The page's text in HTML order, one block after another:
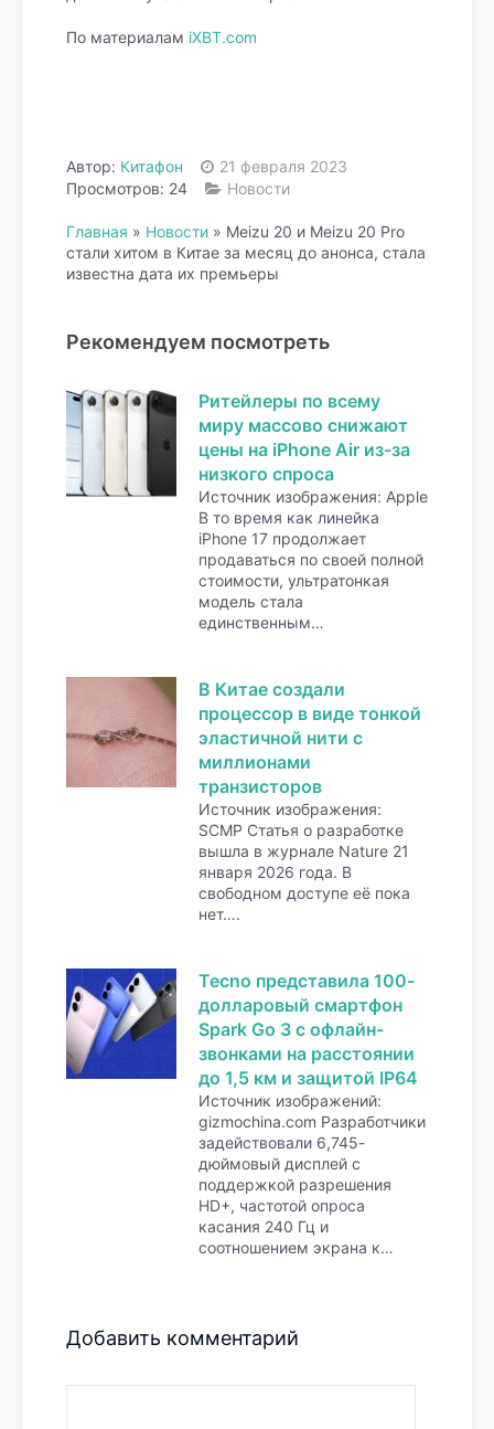
По материалам iXBT.com
Автор: Китафон
21 февраля 2023
Просмотров: 24
Новости
Главная » Новости » Meizu 20 и Meizu 20 Pro
стали хитом в Китае за месяц до анонса, стала
известна дата их премьеры
Рекомендуем посмотреть
Ритейлеры по всему
миру массово снижают
цены на iPhone Air из-за
низкого спроса
Источник изображения: Apple
В то время как линейка
iPhone 17 продолжает
продаваться по своей полной
стоимости, ультратонкая
модель стала
единственным…
В Китае создали
процессор в виде тонкой
эластичной нити с
миллионами
транзисторов
Источник изображения:
SCMP Статья о разработке
вышла в журнале Nature 21
января 2026 года. В
свободном доступе её пока
нет….
Tecno представила 100-
долларовый смартфон
Spark Go 3 с офлайн-
звонками на расстоянии
до 1,5 км и защитой IP64
Источник изображений:
gizmochina.com Разработчики
задействовали 6,745-
дюймовый дисплей с
поддержкой разрешения
HD+, частотой опроса
касания 240 Гц и
соотношением экрана к…
Добавить комментарий